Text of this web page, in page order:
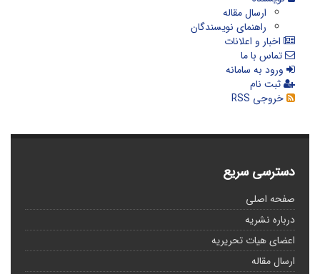
ارسال مقاله
راهنمای نویسندگان
اخبار و اعلانات
تماس با ما
ورود به سامانه
ثبت نام
خروجی RSS
دسترسی سریع
صفحه اصلی
درباره نشریه
اعضای هیات تحریریه
ارسال مقاله